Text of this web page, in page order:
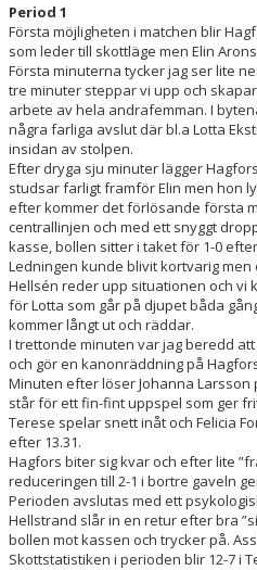
Period 1
Första möjligheten i matchen blir
som leder till skottläge men Elin
Första minuterna tycker jag ser lite
tre minuter steppar vi upp och
arbete av hela andrafemman. I
några farliga avslut där bl.a Lotta
insidan av stolpen.
Efter dryga sju minuter lägger
studsar farligt framför Elin men hon
efter kommer det förlösande första
centrallinjen och med ett snyggt
kasse, bollen sitter i taket för 1-0 efter
Ledningen kunde blivit kortvarig men
Hellsén reder upp situationen och vi
för Lotta som går på djupet båda
kommer långt ut och räddar.
I trettonde minuten var jag beredd
och gör en kanonräddning på
Minuten efter löser Johanna
står för ett fin-fint uppspel som ger
Terese spelar snett inåt och Felicia
efter 13.31.
Hagfors biter sig kvar och efter lite
reduceringen till 2-1 i bortre gaveln
Perioden avslutas med ett
Hellstrand slår in en retur efter bra
bollen mot kassen och trycker på.
Skottstatistiken i perioden blir 12-7 i